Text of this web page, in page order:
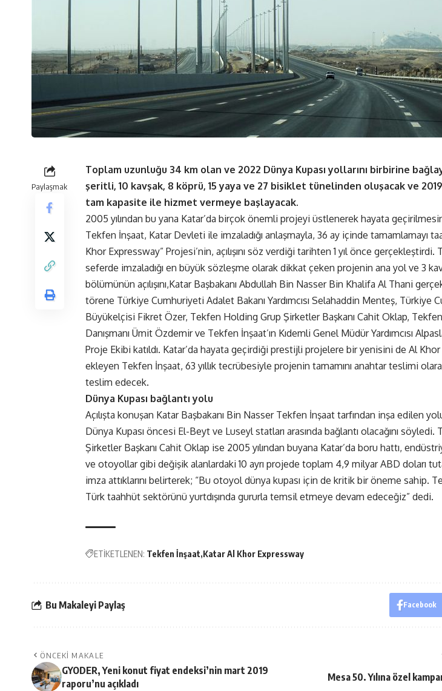
Paylaşmak
Toplam uzunluğu 34 km olan ve 2022 Dünya Kupası yollarını birbirine
şeritli, 10 kavşak, 8 köprü, 15 yaya ve 27 bisiklet tünelinden oluşacak ve 2019
tam kapasite ile hizmet vermeye başlayacak.
2005 yılından bu yana Katar’da birçok önemli projeyi üstlenerek hayata
Tekfen İnşaat, Katar Devleti ile imzaladığı anlaşmayla, 36 ay içinde tamamlamayı
Khor Expressway” Projesi’nin, açılışını söz verdiği tarihten 1 yıl önce gerçekleştirdi.
seferde imzaladığı en büyük sözleşme olarak dikkat çeken projenin ana yol ve 3
bölümünün açılışını,Katar Başbakanı Abdullah Bin Nasser Bin Khalifa Al Thani
törene Türkiye Cumhuriyeti Adalet Bakanı Yardımcısı Selahaddin Menteş, Türkiye
Büyükelçisi Fikret Özer, Tekfen Holding Grup Şirketler Başkanı Cahit Oklap,
Danışmanı Ümit Özdemir ve Tekfen İnşaat’ın Kıdemli Genel Müdür Yardımcısı
Proje Ekibi katıldı. Katar’da hayata geçirdiği prestijli projelere bir yenisini de Al
ekleyen Tekfen İnşaat, 63 yıllık tecrübesiyle projenin tamamını anahtar teslimi
teslim edecek.
Dünya Kupası bağlantı yolu
Açılışta konuşan Katar Başbakanı Bin Nasser Tekfen İnşaat tarfından inşa edilen
Dünya Kupası öncesi El-Beyt ve Luseyl statları arasında bağlantı olacağını söyledi.
Şirketler Başkanı Cahit Oklap ise 2005 yılından buyana Katar’da boru hattı,
ve otoyollar gibi değişik alanlardaki 10 ayrı projede toplam 4,9 milyar ABD doları
imza attıklarını belirterek; “Bu otoyol dünya kupası için de kritik bir öneme sahip.
Türk taahhüt sektörünü yurtdışında gururla temsil etmeye devam edeceğiz” dedi.
ETİKETLENEN: Tekfen İnşaat Katar Al Khor Expressway
Bu Makaleyi Paylaş Facebook
ÖNCEKI MAKALE
GYODER, Yeni konut fiyat endeksi’nin mart 2019
raporu’nu açıkladı
Mesa 50. Yılına özel